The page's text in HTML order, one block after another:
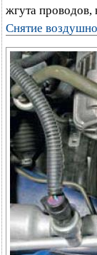
жгута
Снятие